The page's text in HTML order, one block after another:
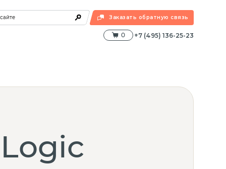
Заказать обратную связь
+7 (495) 136-25-23
0